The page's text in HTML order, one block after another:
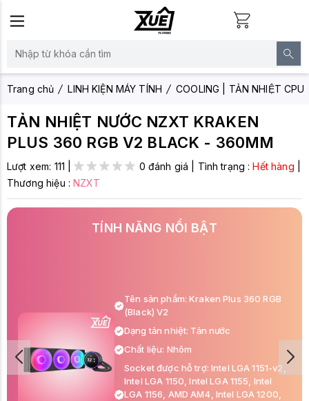
Trang chủ LINH KIỆN MÁY TÍNH COOLING | TẢN NHIỆT CPU
TẢN NHIỆT NƯỚC NZXT KRAKEN
PLUS 360 RGB V2 BLACK - 360MM
Lượt xem: 111 | 0 đánh giá Tình trạng :Hết hàng
Thương hiệu :NZXT
TÍNH NĂNG NỔI BẬT
Tên sản phẩm: Kraken Plus 360 RGB
(Black) V2
Dạng tản nhiệt: Tản nước
Chất liệu: Nhôm
Socket được hỗ trợ: Intel LGA 1151-v2,
Intel LGA 1150, Intel LGA 1155, Intel
LGA 1156, AMD AM4, Intel LGA 1200,